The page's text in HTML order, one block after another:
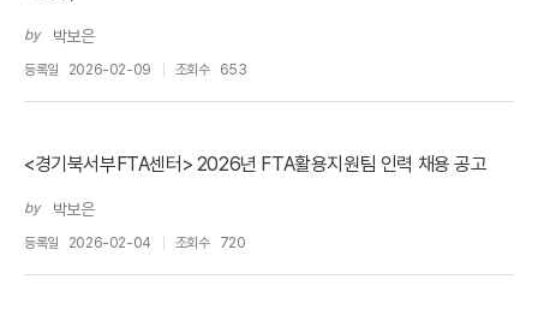
by 박보은
등록일 2026-02-09 조회수 653
<경기북서부FTA센터> 2026년 FTA활용지원팀 인력 채용 공고
by 박보은
등록일 2026-02-04 조회수 720